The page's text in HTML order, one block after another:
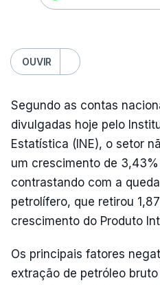
OUVIR
Segundo as contas
divulgadas hoje pelo
Estatística (INE), o setor
um crescimento de
contrastando com a
petrolífero, que retirou
crescimento do Produto
Os principais fatores
extração de petróleo